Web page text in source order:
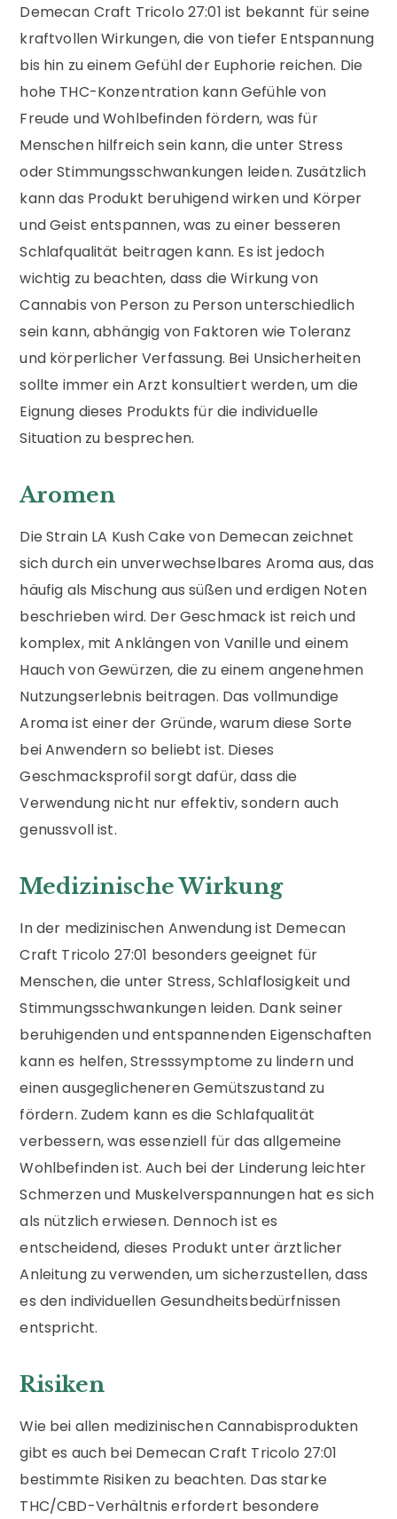
Demecan Craft Tricolo 27:01 ist bekannt für seine
kraftvollen Wirkungen, die von tiefer Entspannung
bis hin zu einem Gefühl der Euphorie reichen. Die
hohe THC-Konzentration kann Gefühle von
Freude und Wohlbefinden fördern, was für
Menschen hilfreich sein kann, die unter Stress
oder Stimmungsschwankungen leiden. Zusätzlich
kann das Produkt beruhigend wirken und Körper
und Geist entspannen, was zu einer besseren
Schlafqualität beitragen kann. Es ist jedoch
wichtig zu beachten, dass die Wirkung von
Cannabis von Person zu Person unterschiedlich
sein kann, abhängig von Faktoren wie Toleranz
und körperlicher Verfassung. Bei Unsicherheiten
sollte immer ein Arzt konsultiert werden, um die
Eignung dieses Produkts für die individuelle
Situation zu besprechen.
Aromen
Die Strain LA Kush Cake von Demecan zeichnet
sich durch ein unverwechselbares Aroma aus, das
häufig als Mischung aus süßen und erdigen Noten
beschrieben wird. Der Geschmack ist reich und
komplex, mit Anklängen von Vanille und einem
Hauch von Gewürzen, die zu einem angenehmen
Nutzungserlebnis beitragen. Das vollmundige
Aroma ist einer der Gründe, warum diese Sorte
bei Anwendern so beliebt ist. Dieses
Geschmacksprofil sorgt dafür, dass die
Verwendung nicht nur effektiv, sondern auch
genussvoll ist.
Medizinische Wirkung
In der medizinischen Anwendung ist Demecan
Craft Tricolo 27:01 besonders geeignet für
Menschen, die unter Stress, Schlaflosigkeit und
Stimmungsschwankungen leiden. Dank seiner
beruhigenden und entspannenden Eigenschaften
kann es helfen, Stresssymptome zu lindern und
einen ausgeglicheneren Gemütszustand zu
fördern. Zudem kann es die Schlafqualität
verbessern, was essenziell für das allgemeine
Wohlbefinden ist. Auch bei der Linderung leichter
Schmerzen und Muskelverspannungen hat es sich
als nützlich erwiesen. Dennoch ist es
entscheidend, dieses Produkt unter ärztlicher
Anleitung zu verwenden, um sicherzustellen, dass
es den individuellen Gesundheitsbedürfnissen
entspricht.
Risiken
Wie bei allen medizinischen Cannabisprodukten
gibt es auch bei Demecan Craft Tricolo 27:01
bestimmte Risiken zu beachten. Das starke
THC/CBD-Verhältnis erfordert besondere